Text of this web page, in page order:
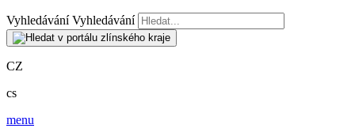
Vyhledávání Vyhledávání
CZ
cs
menu